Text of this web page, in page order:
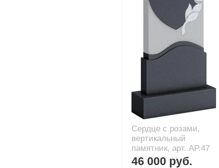
Сердце с розами,
вертикальный
памятник, арт. AP.47
46 000 руб.